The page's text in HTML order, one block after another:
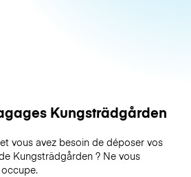
Kungsträdgården
vous avez besoin de déposer vos
Kungsträdgården ? Ne vous